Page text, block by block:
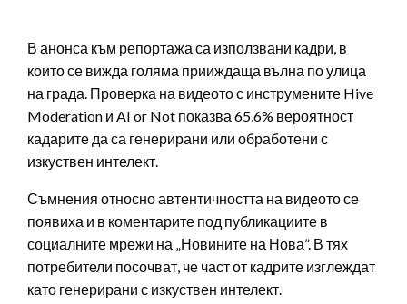
В анонса към репортажа са използвани кадри, в
които се вижда голяма прииждаща вълна по улица
на града. Проверка на видеото с инструмените Hive
Moderation и AI or Not показва 65,6% вероятност
кадарите да са генерирани или обработени с
изкуствен интелект.
Съмнения относно автентичността на видеото се
появиха и в коментарите под публикациите в
социалните мрежи на „Новините на Нова”. В тях
потребители посочват, че част от кадрите изглеждат
като генерирани с изкуствен интелект.